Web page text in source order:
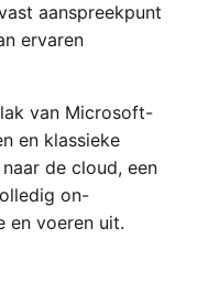
aanspreekpunt
ervaren
van Microsoft-
en klassieke
de cloud, een
on-
en voeren uit.